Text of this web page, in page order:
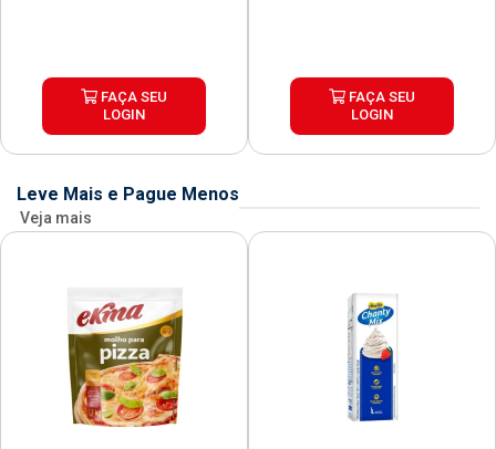
FAÇA SEU
LOGIN
FAÇA SEU
LOGIN
Leve Mais e Pague Menos
Veja mais